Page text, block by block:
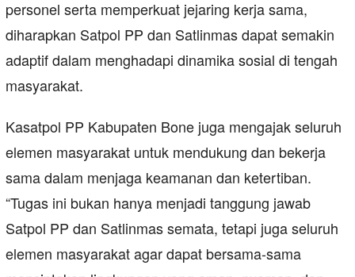
personel serta memperkuat jejaring kerja sama,
diharapkan Satpol PP dan Satlinmas dapat semakin
adaptif dalam menghadapi dinamika sosial di tengah
masyarakat.
Kasatpol PP Kabupaten Bone juga mengajak seluruh
elemen masyarakat untuk mendukung dan bekerja
sama dalam menjaga keamanan dan ketertiban.
“Tugas ini bukan hanya menjadi tanggung jawab
Satpol PP dan Satlinmas semata, tetapi juga seluruh
elemen masyarakat agar dapat bersama-sama